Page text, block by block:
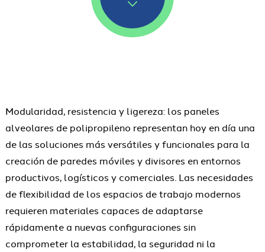
Modularidad, resistencia y ligereza: los paneles
alveolares de polipropileno representan hoy en día una
de las soluciones más versátiles y funcionales para la
creación de paredes móviles y divisores en entornos
productivos, logísticos y comerciales. Las necesidades
de flexibilidad de los espacios de trabajo modernos
requieren materiales capaces de adaptarse
rápidamente a nuevas configuraciones sin
comprometer la estabilidad, la seguridad ni la